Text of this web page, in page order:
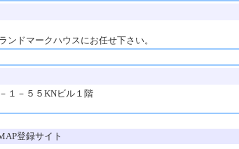
ンドマークハウスにお任せ下さい。
１－５５KNビル１階
登録サイト